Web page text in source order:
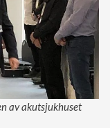
av akutsjukhuset